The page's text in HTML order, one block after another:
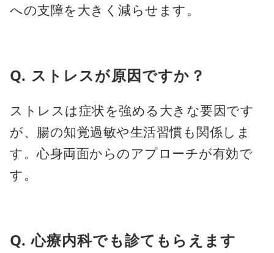
への支障を大きく減らせます。
Q. ストレスが原因ですか？
ストレスは症状を強める大きな要因です
が、腸の知覚過敏や生活習慣も関係しま
す。心身両面からのアプローチが有効で
す。
Q. 心療内科でも診てもらえます